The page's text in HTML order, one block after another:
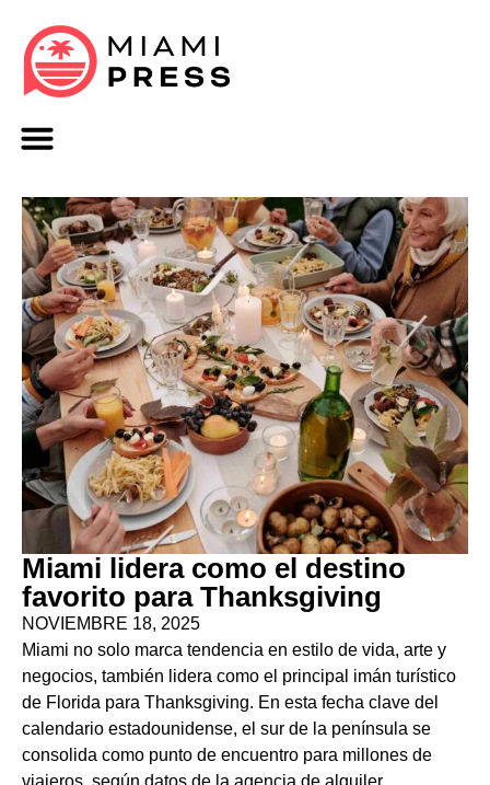
Miami lidera como el destino
favorito para Thanksgiving
NOVIEMBRE 18, 2025
Miami no solo marca tendencia en estilo de vida, arte y
negocios, también lidera como el principal imán turístico
de Florida para Thanksgiving. En esta fecha clave del
calendario estadounidense, el sur de la península se
consolida como punto de encuentro para millones de
viajeros, según datos de la agencia de alquiler